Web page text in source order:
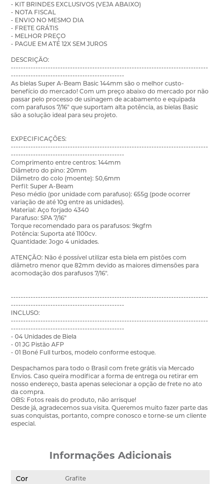
- KIT BRINDES EXCLUSIVOS (VEJA ABAIXO)
- NOTA FISCAL
- ENVIO NO MESMO DIA
- FRETE GRÁTIS
- MELHOR PREÇO
- PAGUE EM ATÉ 12X SEM JUROS
DESCRIÇÃO:
--------------------------------------------------------------------------------
----------------------------------------------
As bielas Super A-Beam Basic 144mm são o melhor custo-
benefício do mercado! Com um preço abaixo do mercado por não
passar pelo processo de usinagem de acabamento e equipada
com parafusos 7/16" que suportam alta potência, as bielas Basic
são a solução ideal para seu projeto.
EXPECIFICAÇÕES:
--------------------------------------------------------------------------------
----------------------------------------------
Comprimento entre centros: 144mm
Diâmetro do pino: 20mm
Diâmetro do colo (moente): 50,6mm
Perfil: Super A-Beam
Peso médio (por unidade com parafuso): 655g (pode ocorrer
variação de até 10g entre as unidades).
Material: Aço forjado 4340
Parafuso: SPA 7/16”
Torque recomendado para os parafusos: 9kgfm
Potência: Suporta até 1100cv.
Quantidade: Jogo 4 unidades.
ATENÇÃO: Não é possível utilizar esta biela em pistões com
diâmetro menor que 82mm devido as maiores dimensões para
acomodação dos parafusos 7/16".
--------------------------------------------------------------------------------
----------------------------------------------
INCLUSO:
--------------------------------------------------------------------------------
----------------------------------------------
- 04 Unidades de Biela
- 01 JG Pistão AFP
- 01 Boné Full turbos, modelo conforme estoque.
Despachamos para todo o Brasil com frete grátis via Mercado
Envios. Caso queira modificar a forma de entrega ou retirar em
nosso endereço, basta apenas selecionar a opção de frete no ato
da compra.
OBS: Fotos reais do produto, não arrisque!
Desde já, agradecemos sua visita. Queremos muito fazer parte das
suas conquistas, portanto, compre conosco e torne-se um cliente
especial.
Informações Adicionais
Cor Grafite